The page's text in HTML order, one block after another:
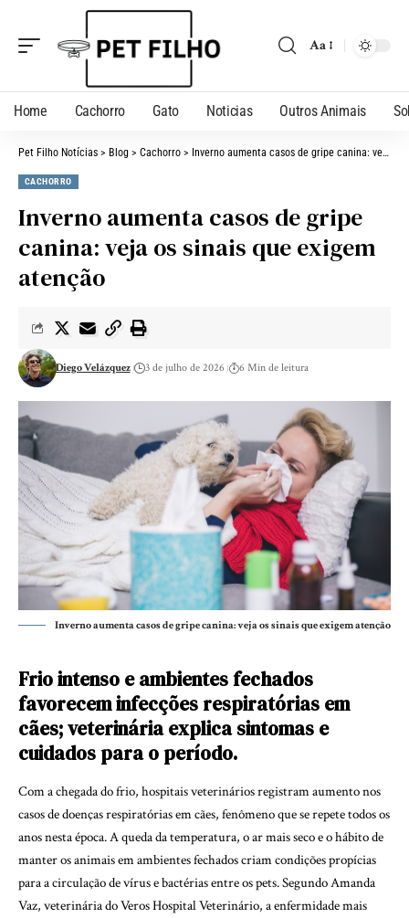
Aa
Home Cachorro Gato Noticias Outros Animais
Pet Filho Notícias > Blog > Cachorro > Inverno aumenta casos de gripe canina: veja os sinais que exigem atenção
CACHORRO
Inverno aumenta casos de gripe
canina: veja os sinais que exigem
atenção
Diego Velázquez 3 de julho de 2026 6 Min de leitura
Inverno aumenta casos de gripe canina: veja os sinais que exigem atenção
Frio intenso e ambientes fechados
favorecem infecções respiratórias em
cães; veterinária explica sintomas e
cuidados para o período.
Com a chegada do frio, hospitais veterinários registram aumento nos
casos de doenças respiratórias em cães, fenômeno que se repete todos os
anos nesta época. A queda da temperatura, o ar mais seco e o hábito de
manter os animais em ambientes fechados criam condições propícias
para a circulação de vírus e bactérias entre os pets. Segundo Amanda
Vaz, veterinária do Veros Hospital Veterinário, a enfermidade mais